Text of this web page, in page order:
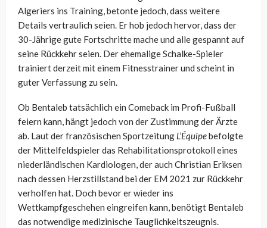
Algeriers ins Training, betonte jedoch, dass weitere
Details vertraulich seien. Er hob jedoch hervor, dass der
30-Jährige gute Fortschritte mache und alle gespannt auf
seine Rückkehr seien. Der ehemalige Schalke-Spieler
trainiert derzeit mit einem Fitnesstrainer und scheint in
guter Verfassung zu sein.
Ob Bentaleb tatsächlich ein Comeback im Profi-Fußball
feiern kann, hängt jedoch von der Zustimmung der Ärzte
ab. Laut der französischen Sportzeitung L’Équipebefolgte
der Mittelfeldspieler das Rehabilitationsprotokoll eines
niederländischen Kardiologen, der auch Christian Eriksen
nach dessen Herzstillstand bei der EM 2021 zur Rückkehr
verholfen hat. Doch bevor er wieder ins
Wettkampfgeschehen eingreifen kann, benötigt Bentaleb
das notwendige medizinische Tauglichkeitszeugnis.